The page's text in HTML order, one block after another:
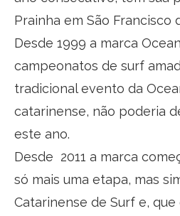
Prainha em São Francisco
Desde 1999 a marca
campeonatos de surf
tradicional evento da
catarinense, não poderia
este ano.
Desde 2011 a marca
só mais uma etapa, mas
Catarinense de Surf e,